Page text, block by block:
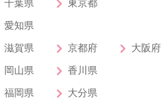
千葉県 東京都
愛知県
滋賀県 京都府 大阪府
岡山県 香川県
福岡県 大分県